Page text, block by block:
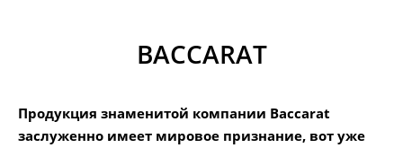
BACCARAT
Продукция знаменитой компании Baccarat
заслуженно имеет мировое признание, вот уже